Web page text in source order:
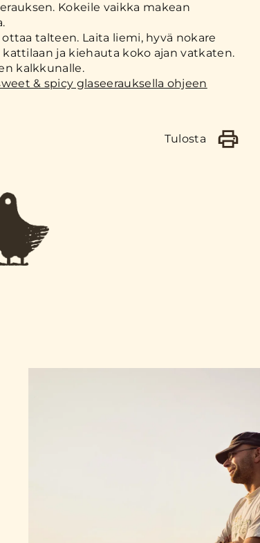
Kokeile vaikka makean
talteen. Laita liemi, hyvä nokare
ja kiehauta koko ajan vatkaten.
kalkkunalle.
& spicy glaseerauksella ohjeen
Tulosta